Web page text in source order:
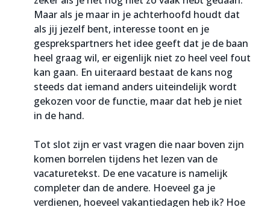
Maar als je maar in je achterhoofd houdt dat
als jij jezelf bent, interesse toont en je
gesprekspartners het idee geeft dat je de baan
heel graag wil, er eigenlijk niet zo heel veel fout
kan gaan. En uiteraard bestaat de kans nog
steeds dat iemand anders uiteindelijk wordt
gekozen voor de functie, maar dat heb je niet
in de hand.
Tot slot zijn er vast vragen die naar boven zijn
komen borrelen tijdens het lezen van de
vacaturetekst. De ene vacature is namelijk
completer dan de andere. Hoeveel ga je
verdienen, hoeveel vakantiedagen heb ik? Hoe